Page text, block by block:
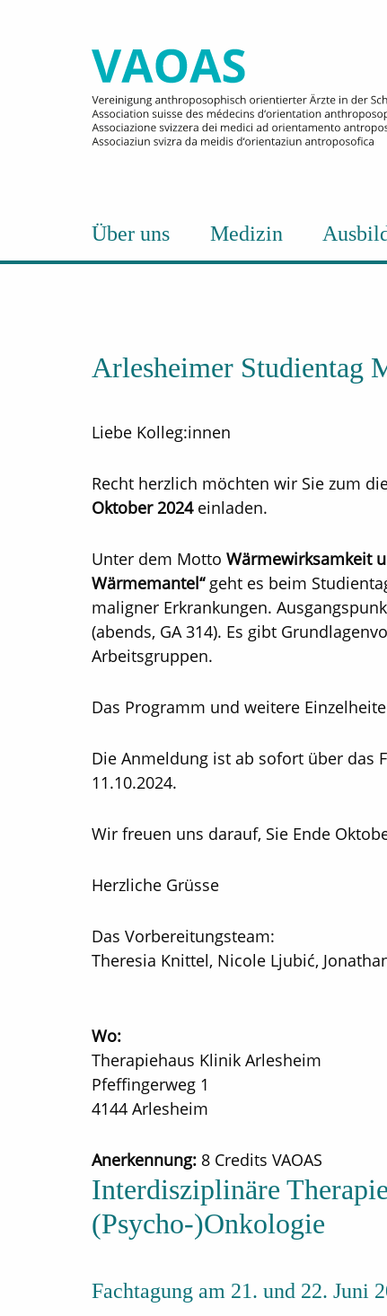
Über uns Medizin
Arlesheimer Studientag
Liebe Kolleg:innen
Recht herzlich möchten wir Sie zum
Oktober 2024einladen.
Unter dem Motto Wärmewirksamkeit
Wärmemantel“ geht es beim
maligner Erkrankungen.
(abends, GA 314). Es gibt
Arbeitsgruppen.
Das Programm und weitere
Die Anmeldung ist ab sofort über das
11.10.2024.
Wir freuen uns darauf, Sie Ende
Herzliche Grüsse
Das Vorbereitungsteam:
Theresia Knittel, Nicole Ljubić,
Wo:
Therapiehaus Klinik Arlesheim
Pfeffingerweg 1
4144 Arlesheim
Anerkennung: 8 Credits VAOAS
Interdisziplinäre
(Psycho-)Onkologie
Fachtagung am 21. und 22. Juni